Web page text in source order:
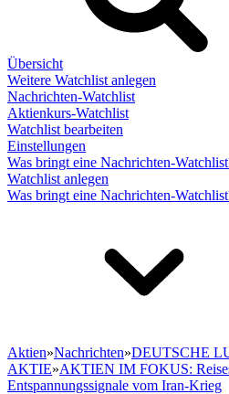
Übersicht
Weitere Watchlist anlegen
Nachrichten-Watchlist
Aktienkurs-Watchlist
Watchlist bearbeiten
Einstellungen
Was bringt eine Nachrichten-
Watchlist anlegen
Was bringt eine Nachrichten-
Aktien»Nachrichten»DEUTSCHE
AKTIE»AKTIEN IM FOKUS:
Entspannungssignale vom Iran-Krieg